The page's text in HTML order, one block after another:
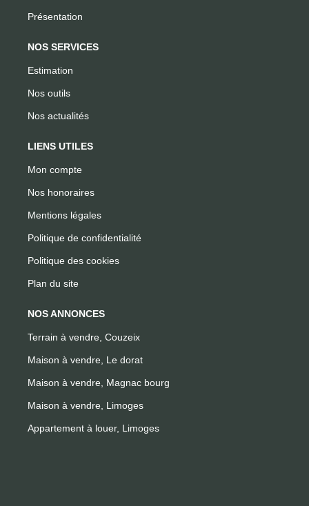
Présentation
NOS SERVICES
Estimation
Nos outils
Nos actualités
LIENS UTILES
Mon compte
Nos honoraires
Mentions légales
Politique de confidentialité
Politique des cookies
Plan du site
NOS ANNONCES
Terrain à vendre, Couzeix
Maison à vendre, Le dorat
Maison à vendre, Magnac bourg
Maison à vendre, Limoges
Appartement à louer, Limoges